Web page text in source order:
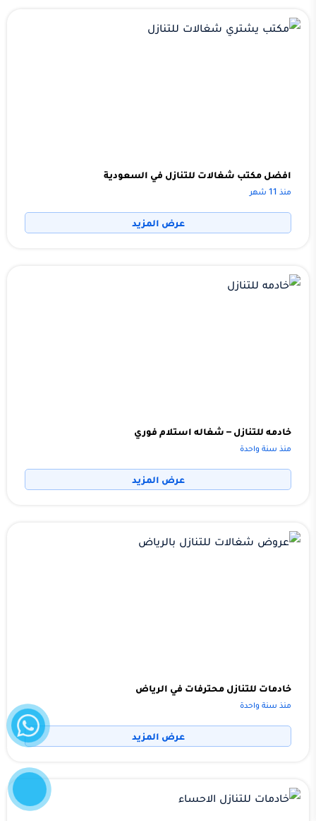
افضل مكتب شغالات للتنازل في السعودية
منذ 11 شهر
عرض المزيد
خادمه للتنازل – شغاله استلام فوري
منذ سنة واحدة
عرض المزيد
خادمات للتنازل محترفات في الرياض
منذ سنة واحدة
عرض المزيد
واتساب
الآن